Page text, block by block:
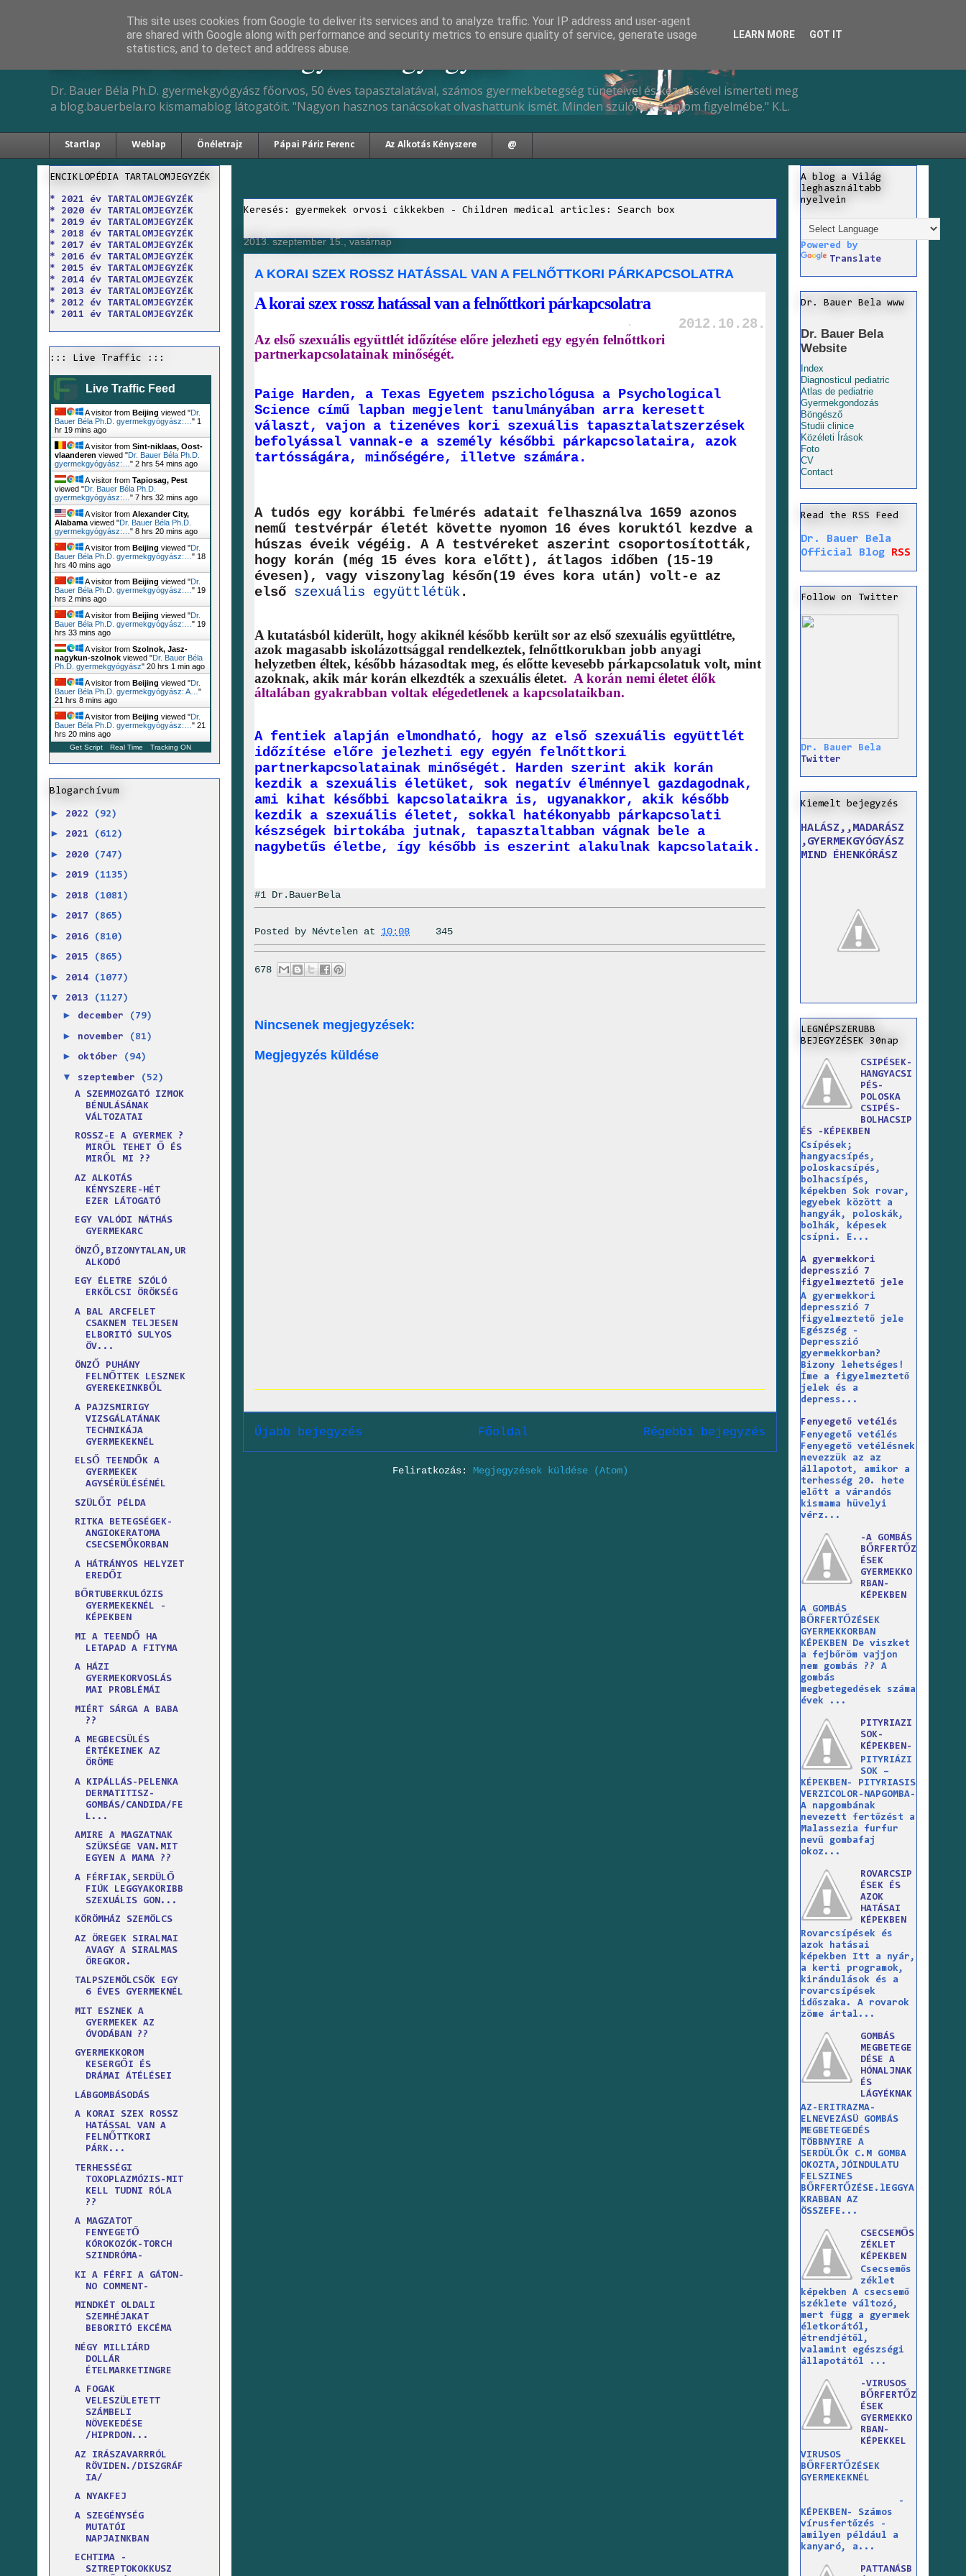
Dr. Bauer Béla Ph.D. gyermekgyógyász
Dr. Bauer Béla Ph.D. gyermekgyógyász főorvos, 50 éves tapasztalatával, számos gyermekbetegség tüneteivel és kezelésével ismerteti meg
a blog.bauerbela.ro kismamablog látogatóit. "Nagyon hasznos tanácsokat olvashattunk ismét. Minden szülőnek ajánlom figyelmébe." K.L.
Startlap Weblap Önéletrajz Pápai Páriz Ferenc Az Alkotás Kényszere @
Keresés: gyermekek orvosi cikkekben - Children medical articles: Search box
2013. szeptember 15., vasárnap
A KORAI SZEX ROSSZ HATÁSSAL VAN A FELNŐTTKORI PÁRKAPCSOLATRA
A korai szex rossz hatással van a felnőttkori párkapcsolatra
· 2012.10.28.
Az első szexuális együttlét időzítése előre jelezheti egy egyén felnőttkori
partnerkapcsolatainak minőségét.
Paige Harden, a Texas Egyetem pszichológusa a Psychological
Science című lapban megjelent tanulmányában arra keresett
választ, vajon a tizenéves kori szexuális tapasztalatszerzések
befolyással vannak-e a személy későbbi párkapcsolataira, azok
tartósságára, minőségére, illetve számára.
A tudós egy korábbi felmérés adatait felhasználva 1659 azonos
nemű testvérpár életét követte nyomon 16 éves koruktól kezdve a
húszas éveik végéig. A A testvéreket aszerint csoportosították,
hogy korán (még 15 éves kora előtt), átlagos időben (15-19
évesen), vagy viszonylag későn(19 éves kora után) volt-e az
első szexuális együttlétük.
A kutatásból kiderült, hogy akiknél később került sor az első szexuális együttlétre,
azok magasabb iskolázottsággal rendelkeztek, felnőttkorukban jobb anyagi
helyzetben éltek, később házasodtak meg, és előtte kevesebb párkapcsolatuk volt, mint
azoknak, akik már korán elkezdték a szexuális életet. A korán nemi életet élők
általában gyakrabban voltak elégedetlenek a kapcsolataikban.
A fentiek alapján elmondható, hogy az első szexuális együttlét
időzítése előre jelezheti egy egyén felnőttkori
partnerkapcsolatainak minőségét. Harden szerint akik korán
kezdik a szexuális életüket, sok negatív élménnyel gazdagodnak,
ami kihat későbbi kapcsolataikra is, ugyanakkor, akik később
kezdik a szexuális életet, sokkal hatékonyabb párkapcsolati
készségek birtokába jutnak, tapasztaltabban vágnak bele a
nagybetűs életbe, így később is eszerint alakulnak kapcsolataik.
#1 Dr.BauerBela
Posted by Névtelen at 10:08 345
678
Nincsenek megjegyzések:
Megjegyzés küldése
Újabb bejegyzés Régebbi bejegyzés
Főoldal
Feliratkozás: Megjegyzések küldése (Atom)
ENCIKLOPÉDIA TARTALOMJEGYZÉK
* 2021 év TARTALOMJEGYZÉK
* 2020 év TARTALOMJEGYZÉK
* 2019 év TARTALOMJEGYZÉK
* 2018 év TARTALOMJEGYZÉK
* 2017 év TARTALOMJEGYZÉK
* 2016 év TARTALOMJEGYZÉK
* 2015 év TARTALOMJEGYZÉK
* 2014 év TARTALOMJEGYZÉK
* 2013 év TARTALOMJEGYZÉK
* 2012 év TARTALOMJEGYZÉK
* 2011 év TARTALOMJEGYZÉK
::: Live Traffic :::
Live Traffic Feed
A visitor from Beijing viewed "Dr.
Bauer Béla Ph.D. gyermekgyógyász:… " 1
hr 19 mins ago
A visitor from Sint-niklaas, Oost-
vlaanderen viewed "Dr. Bauer Béla Ph.D.
gyermekgyógyász:… " 2 hrs 54 mins ago
A visitor from Tapiosag, Pest
viewed "Dr. Bauer Béla Ph.D.
gyermekgyógyász:… " 7 hrs 32 mins ago
A visitor from Alexander City,
Alabama viewed "Dr. Bauer Béla Ph.D.
gyermekgyógyász:… " 8 hrs 20 mins ago
A visitor from Beijing viewed "Dr.
Bauer Béla Ph.D. gyermekgyógyász:… " 18
hrs 40 mins ago
A visitor from Beijing viewed "Dr.
Bauer Béla Ph.D. gyermekgyógyász:… " 19
hrs 2 mins ago
A visitor from Beijing viewed "Dr.
Bauer Béla Ph.D. gyermekgyógyász:… " 19
hrs 33 mins ago
A visitor from Szolnok, Jasz-
nagykun-szolnok viewed "Dr. Bauer Béla
Ph.D. gyermekgyógyász" 20 hrs 1 min ago
A visitor from Beijing viewed "Dr.
Bauer Béla Ph.D. gyermekgyógyász: A… "
21 hrs 8 mins ago
A visitor from Beijing viewed "Dr.
Bauer Béla Ph.D. gyermekgyógyász:… " 21
hrs 20 mins ago
Get Script Real Time Tracking ON
Blogarchívum
► 2022 (92)
► 2021 (612)
► 2020 (747)
► 2019 (1135)
► 2018 (1081)
► 2017 (865)
► 2016 (810)
► 2015 (865)
► 2014 (1077)
▼ 2013 (1127)
► december (79)
► november (81)
► október (94)
▼ szeptember
(52)
A SZEMMOZGATÓ IZMOK
BÉNULÁSÁNAK
VÁLTOZATAI
ROSSZ-E A GYERMEK ?
MIRŐL TEHET Ő ÉS
MIRŐL MI ??
AZ ALKOTÁS
KÉNYSZERE-HÉT
EZER LÁTOGATÓ
EGY VALÓDI NÁTHÁS
GYERMEKARC
ÖNZŐ,BIZONYTALAN,UR
ALKODÓ
EGY ÉLETRE SZÓLÓ
ERKÖLCSI ÖRÖKSÉG
A BAL ARCFELET
CSAKNEM TELJESEN
ELBORITÓ SULYOS
ÖV...
ÖNZŐ PUHÁNY
FELNŐTTEK LESZNEK
GYEREKEINKBŐL
A PAJZSMIRIGY
VIZSGÁLATÁNAK
TECHNIKÁJA
GYERMEKEKNÉL
ELSŐ TEENDŐK A
GYERMEKEK
AGYSÉRÜLÉSÉNÉL
SZÜLŐI PÉLDA
RITKA BETEGSÉGEK-
ANGIOKERATOMA
CSECSEMŐKORBAN
A HÁTRÁNYOS HELYZET
EREDŐI
BŐRTUBERKULÓZIS
GYERMEKEKNÉL -
KÉPEKBEN
MI A TEENDŐ HA
LETAPAD A FITYMA
A HÁZI
GYERMEKORVOSLÁS
MAI PROBLÉMÁI
MIÉRT SÁRGA A BABA
??
A MEGBECSÜLÉS
ÉRTÉKEINEK AZ
ÖRÖME
A KIPÁLLÁS-PELENKA
DERMATITISZ-
GOMBÁS/CANDIDA/FE
L...
AMIRE A MAGZATNAK
SZÜKSÉGE VAN.MIT
EGYEN A MAMA ??
A FÉRFIAK,SERDÜLŐ
FIÚK LEGGYAKORIBB
SZEXUÁLIS GON...
KÖRÖMHÁZ SZEMÖLCS
AZ ÖREGEK SIRALMAI
AVAGY A SIRALMAS
ÖREGKOR.
TALPSZEMÖLCSÖK EGY
6 ÉVES GYERMEKNÉL
MIT ESZNEK A
GYERMEKEK AZ
ÓVODÁBAN ??
GYERMEKKOROM
KESERGŐI ÉS
DRÁMAI ÁTÉLÉSEI
LÁBGOMBÁSODÁS
A KORAI SZEX ROSSZ
HATÁSSAL VAN A
FELNŐTTKORI
PÁRK...
TERHESSÉGI
TOXOPLAZMÓZIS-MIT
KELL TUDNI RÓLA
??
A MAGZATOT
FENYEGETŐ
KÓROKOZÓK-TORCH
SZINDRÓMA-
KI A FÉRFI A GÁTON-
NO COMMENT-
MINDKÉT OLDALI
SZEMHÉJAKAT
BEBORITÓ EKCÉMA
NÉGY MILLIÁRD
DOLLÁR
ÉTELMARKETINGRE
A FOGAK
VELESZÜLETETT
SZÁMBELI
NÖVEKEDÉSE
/HIPRDON...
AZ IRÁSZAVARRRÓL
RÖVIDEN./DISZGRÁF
IA/
A NYAKFEJ
A SZEGÉNYSÉG
MUTATÓI
NAPJAINKBAN
ECHTIMA -
SZTREPTOKOKKUSZ
A blog a Világ
leghasználtabb
nyelvein
Powered by
Translate
Dr. Bauer Bela www
Dr. Bauer Bela
Website
Index
Diagnosticul pediatric
Atlas de pediatrie
Gyermekgondozás
Böngésző
Studii clinice
Közéleti Írások
Foto
CV
Contact
Read the RSS Feed
Dr. Bauer Bela
Official Blog
RSS
Follow on Twitter
Dr. Bauer Bela
Twitter
Kiemelt bejegyzés
HALÁSZ,,MADARÁSZ
,GYERMEKGYÓGYÁSZ
MIND ÉHENKÓRÁSZ
LEGNÉPSZERUBB
BEJEGYZÉSEK 30nap
CSIPÉSEK-
HANGYACSI
PÉS-
POLOSKA
CSIPÉS-
BOLHACSIP
ÉS -KÉPEKBEN
Csípések;
hangyacsípés,
poloskacsípés,
bolhacsípés,
képekben Sok rovar,
egyebek között a
hangyák, poloskák,
bolhák, képesek
csípni. E...
A gyermekkori
depresszió 7
figyelmeztető jele
A gyermekkori
depresszió 7
figyelmeztető jele
Egészség -
Depresszió
gyermekkorban?
Bizony lehetséges!
Íme a figyelmeztető
jelek és a
depress...
Fenyegető vetélés
Fenyegető vetélés
Fenyegető vetélésnek
nevezzük az az
állapotot, amikor a
terhesség 20. hete
előtt a várandós
kismama hüvelyi
vérz...
-A GOMBÁS
BŐRFERTŐZ
ÉSEK
GYERMEKKO
RBAN-
KÉPEKBEN
A GOMBÁS
BŐRFERTŐZÉSEK
GYERMEKKORBAN
KÉPEKBEN De viszket
a fejbőröm vajjon
nem gombás ?? A
gombás
megbetegedések száma
évek ...
PITYRIAZI
SOK-
KÉPEKBEN-
PITYRIÁZI
SOK –
KÉPEKBEN- PITYRIASIS
VERZICOLOR-NAPGOMBA-
A napgombának
nevezett fertőzést a
Malassezia furfur
nevű gombafaj
okoz...
ROVARCSIP
ÉSEK ÉS
AZOK
HATÁSAI
KÉPEKBEN
Rovarcsípések és
azok hatásai
képekben Itt a nyár,
a kerti programok,
kirándulások és a
rovarcsípések
időszaka. A rovarok
zöme ártal...
GOMBÁS
MEGBETEGE
DÉSE A
HÓNALJNAK
ÉS
LÁGYÉKNAK
AZ-ERITRAZMA-
ELNEVEZÁSÜ GOMBÁS
MEGBETEGEDÉS
TÖBBNYIRE A
SERDÜLŐK C.M GOMBA
OKOZTA,JÓINDULATU
FELSZINES
BŐRFERTŐZÉSE.lEGGYA
KRABBAN AZ
ÖSSZEFE...
CSECSEMŐS
ZÉKLET
KÉPEKBEN
Csecsemős
zéklet
képekben A csecsemő
széklete változó,
mert függ a gyermek
életkorától,
étrendjétől,
valamint egészségi
állapotától ...
-VIRUSOS
BŐRFERTŐZ
ÉSEK
GYERMEKKO
RBAN-
KÉPEKKEL
VIRUSOS
BŐRFERTŐZÉSEK
GYERMEKEKNÉL
-
KÉPEKBEN- Számos
vírusfertőzés -
amilyen például a
kanyaró, a...
PATTANÁSB
This site uses cookies from Google to deliver its services and to analyze traffic. Your IP address and user-agent
are shared with Google along with performance and security metrics to ensure quality of service, generate usage
statistics, and to detect and address abuse.
LEARN MORE GOT IT